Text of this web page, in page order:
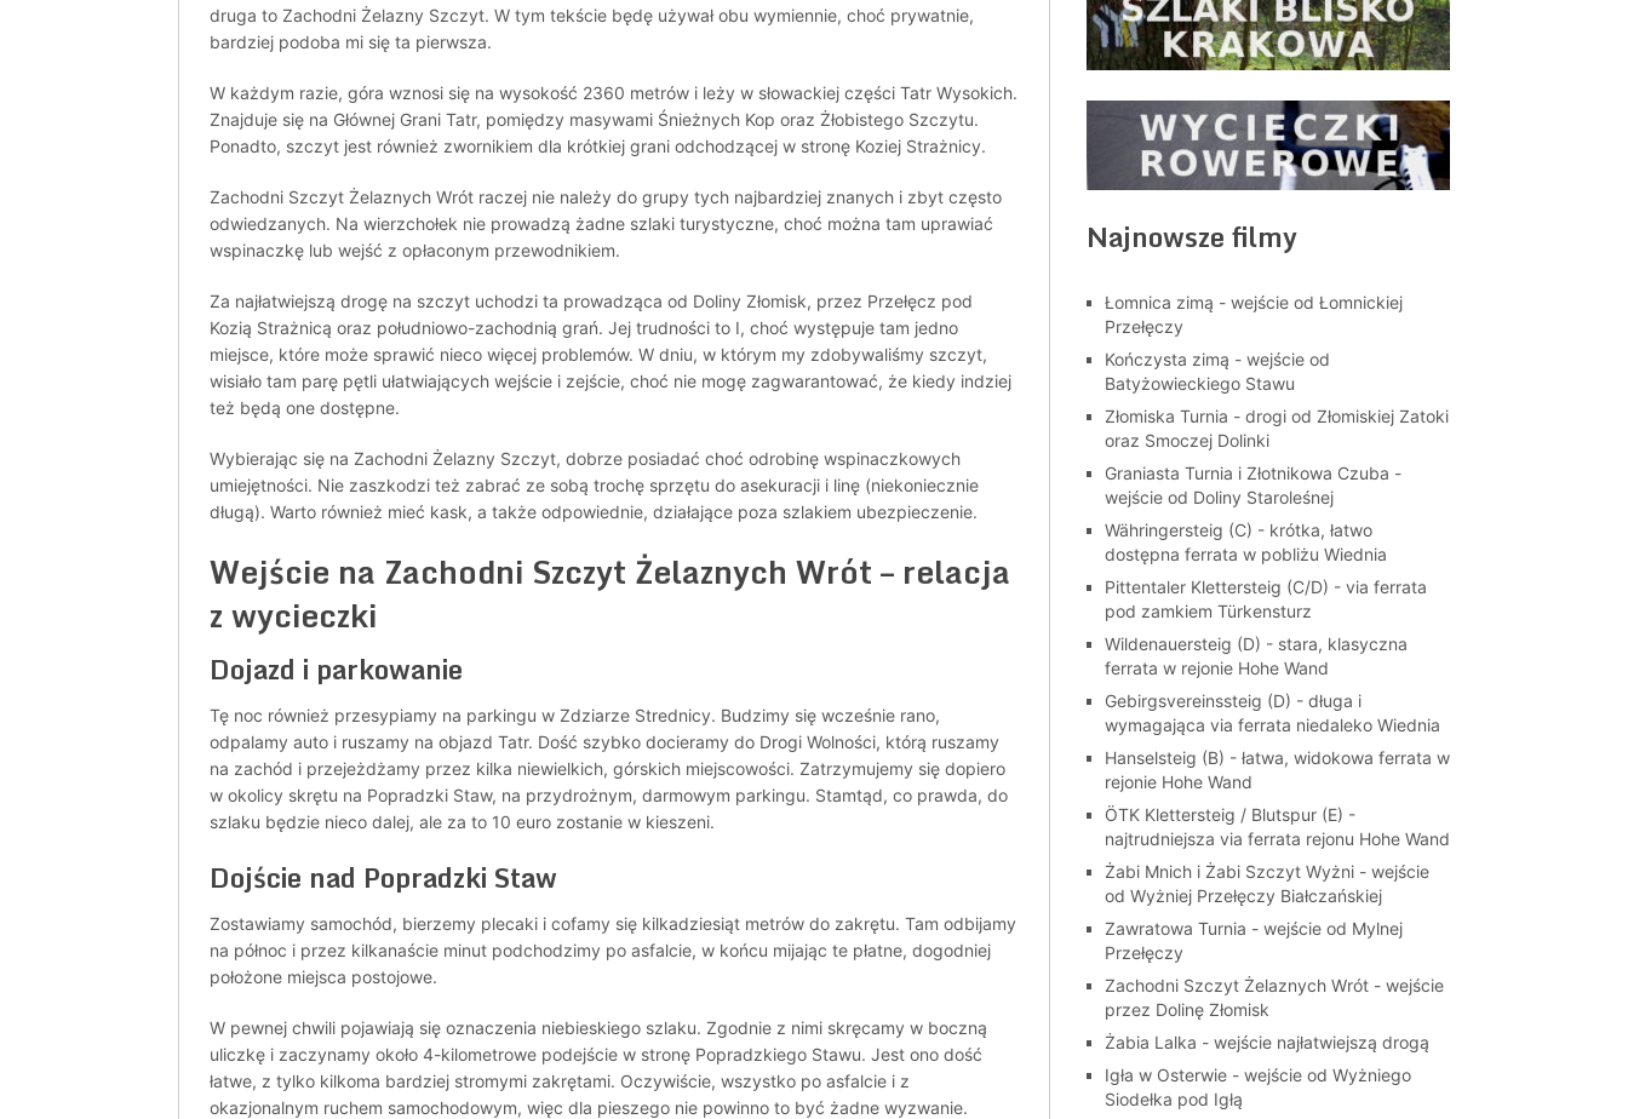
druga to Zachodni Żelazny Szczyt. W tym tekście będę używał obu wymiennie, choć prywatnie,
bardziej podoba mi się ta pierwsza.
W każdym razie, góra wznosi się na wysokość 2360 metrów i leży w słowackiej części Tatr Wysokich.
Znajduje się na Głównej Grani Tatr, pomiędzy masywami Śnieżnych Kop oraz Żłobistego Szczytu.
Ponadto, szczyt jest również zwornikiem dla krótkiej grani odchodzącej w stronę Koziej Strażnicy.
Zachodni Szczyt Żelaznych Wrót raczej nie należy do grupy tych najbardziej znanych i zbyt często
odwiedzanych. Na wierzchołek nie prowadzą żadne szlaki turystyczne, choć można tam uprawiać
wspinaczkę lub wejść z opłaconym przewodnikiem.
Za najłatwiejszą drogę na szczyt uchodzi ta prowadząca od Doliny Złomisk, przez Przełęcz pod
Kozią Strażnicą oraz południowo-zachodnią grań. Jej trudności to I, choć występuje tam jedno
miejsce, które może sprawić nieco więcej problemów. W dniu, w którym my zdobywaliśmy szczyt,
wisiało tam parę pętli ułatwiających wejście i zejście, choć nie mogę zagwarantować, że kiedy indziej
też będą one dostępne.
Wybierając się na Zachodni Żelazny Szczyt, dobrze posiadać choć odrobinę wspinaczkowych
umiejętności. Nie zaszkodzi też zabrać ze sobą trochę sprzętu do asekuracji i linę (niekoniecznie
długą). Warto również mieć kask, a także odpowiednie, działające poza szlakiem ubezpieczenie.
Wejście na Zachodni Szczyt Żelaznych Wrót – relacja
z wycieczki
Dojazd i parkowanie
Tę noc również przesypiamy na parkingu w Zdziarze Strednicy. Budzimy się wcześnie rano,
odpalamy auto i ruszamy na objazd Tatr. Dość szybko docieramy do Drogi Wolności, którą ruszamy
na zachód i przejeżdżamy przez kilka niewielkich, górskich miejscowości. Zatrzymujemy się dopiero
w okolicy skrętu na Popradzki Staw, na przydrożnym, darmowym parkingu. Stamtąd, co prawda, do
szlaku będzie nieco dalej, ale za to 10 euro zostanie w kieszeni.
Dojście nad Popradzki Staw
Zostawiamy samochód, bierzemy plecaki i cofamy się kilkadziesiąt metrów do zakrętu. Tam odbijamy
na północ i przez kilkanaście minut podchodzimy po asfalcie, w końcu mijając te płatne, dogodniej
położone miejsca postojowe.
W pewnej chwili pojawiają się oznaczenia niebieskiego szlaku. Zgodnie z nimi skręcamy w boczną
uliczkę i zaczynamy około 4-kilometrowe podejście w stronę Popradzkiego Stawu. Jest ono dość
łatwe, z tylko kilkoma bardziej stromymi zakrętami. Oczywiście, wszystko po asfalcie i z
okazjonalnym ruchem samochodowym, więc dla pieszego nie powinno to być żadne wyzwanie.
Najnowsze filmy
Łomnica zimą - wejście od Łomnickiej
Przełęczy
Kończysta zimą - wejście od
Batyżowieckiego Stawu
Złomiska Turnia - drogi od Złomiskiej Zatoki
oraz Smoczej Dolinki
Graniasta Turnia i Złotnikowa Czuba -
wejście od Doliny Staroleśnej
Währingersteig (C) - krótka, łatwo
dostępna ferrata w pobliżu Wiednia
Pittentaler Klettersteig (C/D) - via ferrata
pod zamkiem Türkensturz
Wildenauersteig (D) - stara, klasyczna
ferrata w rejonie Hohe Wand
Gebirgsvereinssteig (D) - długa i
wymagająca via ferrata niedaleko Wiednia
Hanselsteig (B) - łatwa, widokowa ferrata w
rejonie Hohe Wand
ÖTK Klettersteig / Blutspur (E) -
najtrudniejsza via ferrata rejonu Hohe Wand
Żabi Mnich i Żabi Szczyt Wyżni - wejście
od Wyżniej Przełęczy Białczańskiej
Zawratowa Turnia - wejście od Mylnej
Przełęczy
Zachodni Szczyt Żelaznych Wrót - wejście
przez Dolinę Złomisk
Żabia Lalka - wejście najłatwiejszą drogą
Igła w Osterwie - wejście od Wyżniego
Siodełka pod Igłą